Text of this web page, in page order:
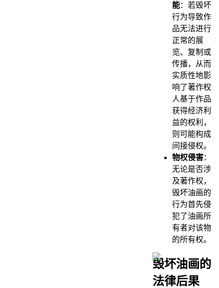
能：若毁坏
行为导致作
品无法进行
正常的展
览、复制或
传播，从而
实质性地影
响了著作权
人基于作品
获得经济利
益的权利，
则可能构成
间接侵权。
物权侵害：
无论是否涉
及著作权，
毁坏油画的
行为首先侵
犯了油画所
有者对该物
的所有权。
毁坏油画的
法律后果